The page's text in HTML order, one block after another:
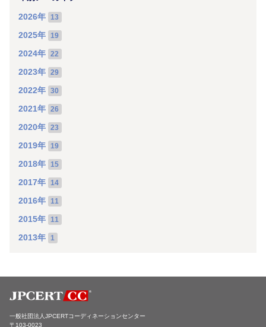
2026年 13
2025年 19
2024年 22
2023年 29
2022年 30
2021年 26
2020年 23
2019年 19
2018年 15
2017年 14
2016年 11
2015年 11
2013年 1
一般社団法人JPCERTコーディネーションセンター
〒103-0023